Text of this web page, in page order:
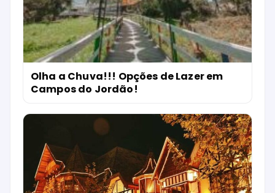
Olha a Chuva!!! Opções de Lazer em
Campos do Jordão!